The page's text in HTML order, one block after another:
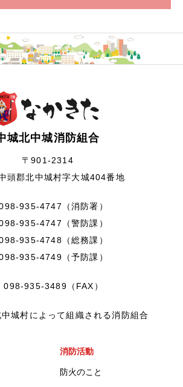
城北中城消防組合
〒901-2314
頭郡北中城村字大城404番地
935-4747（消防署）
935-4747（警防課）
935-4748（総務課）
935-4749（予防課）
098-935-3489（FAX）
城村によって組織される消防組合
消防活動
防火のこと